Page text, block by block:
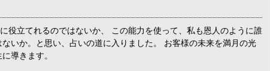
役立てれるのではないか、 この能力を使って、私も恩人のように誰
いか。と思い、占いの道に入りました。 お客様の未来を満月の光
導きます。